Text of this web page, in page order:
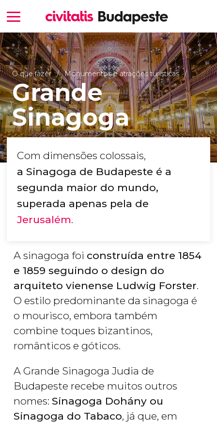
O que fazer Monumentos e atrações turísticas
Grande
Sinagoga
Com dimensões colossais,
a Sinagoga de Budapeste é a
segunda maior do mundo,
superada apenas pela de
Jerusalém.
A sinagoga foi construída entre 1854
e 1859 seguindo o design do
arquiteto vienense Ludwig Forster.
O estilo predominante da sinagoga é
o mourisco, embora também
combine toques bizantinos,
românticos e góticos.
A Grande Sinagoga Judia de
Budapeste recebe muitos outros
nomes: Sinagoga Dohány ou
Sinagoga do Tabaco, já que, em